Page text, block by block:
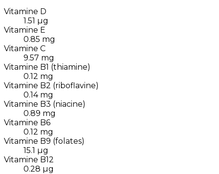
Vitamine D
1.51 µg
Vitamine E
0.85 mg
Vitamine C
9.57 mg
Vitamine B1 (thiamine)
0.12 mg
Vitamine B2 (riboflavine)
0.14 mg
Vitamine B3 (niacine)
0.89 mg
Vitamine B6
0.12 mg
Vitamine B9 (folates)
15.1 µg
Vitamine B12
0.28 µg